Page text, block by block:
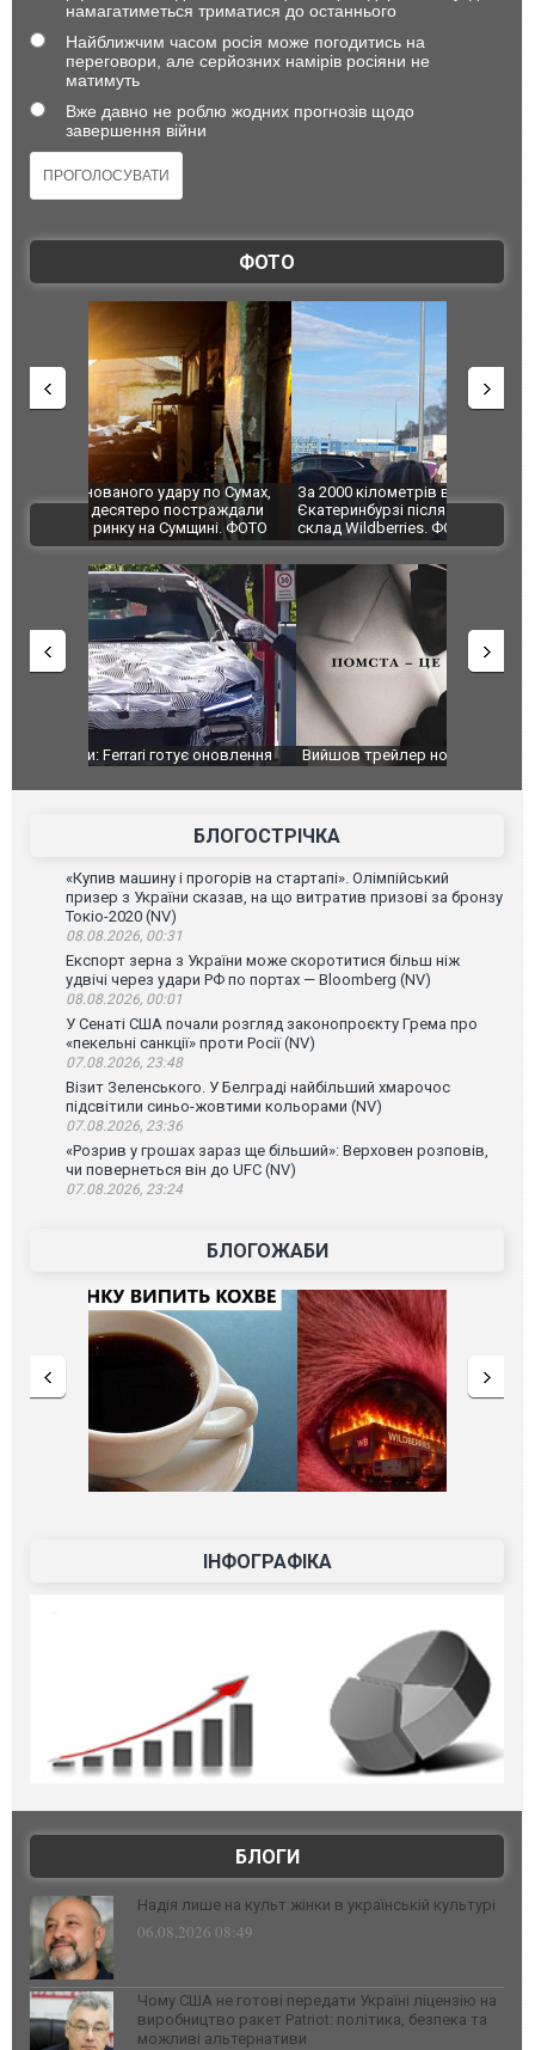
намагатиметься триматися до останнього
Найближчим часом росія може погодитись на
переговори, але серйозних намірів росіяни не
матимуть
Вже давно не роблю жодних прогнозів щодо
завершення війни
ФОТО
За 2000 кілометрів від кордону з Україною: в
Єкатеринбурзі після атаки дронів загорівся
склад Wildberries. ФОТО. ВІДЕО
"Мої
ВІДЕО
Вийшов трейлер нової екранізації легендарного
БЛОГОСТРІЧКА
«Купив машину і прогорів на стартапі». Олімпійський
призер з України сказав, на що витратив призові за бронзу
Токіо-2020 (NV)
08.08.2026, 00:31
Експорт зерна з України може скоротитися більш ніж
удвічі через удари РФ по портах — Bloomberg (NV)
08.08.2026, 00:01
У Сенаті США почали розгляд законопроєкту Грема про
«пекельні санкції» проти Росії (NV)
07.08.2026, 23:48
Візит Зеленського. У Белграді найбільший хмарочос
підсвітили синьо-жовтими кольорами (NV)
07.08.2026, 23:36
«Розрив у грошах зараз ще більший»: Верховен розповів,
чи повернеться він до UFC (NV)
07.08.2026, 23:24
БЛОГОЖАБИ
ІНФОГРАФІКА
БЛОГИ
Надія лише на культ жінки в українській культурі
06.08.2026 08:49
Чому США не готові передати Україні ліцензію на
виробництво ракет Patriot: політика, безпека та
можливі альтернативи